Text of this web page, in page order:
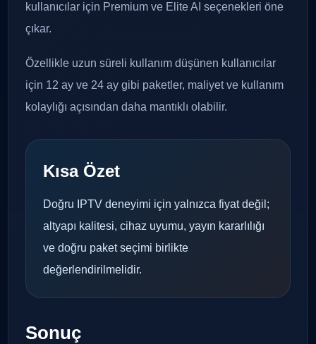
kullanıcılar için Premium ve Elite AI seçenekleri öne
çıkar.
Özellikle uzun süreli kullanım düşünen kullanıcılar
için 12 ay ve 24 ay gibi paketler, maliyet ve kullanım
kolaylığı açısından daha mantıklı olabilir.
Kısa Özet
Doğru IPTV deneyimi için yalnızca fiyat değil;
altyapı kalitesi, cihaz uyumu, yayın kararlılığı
ve doğru paket seçimi birlikte
değerlendirilmelidir.
Sonuç